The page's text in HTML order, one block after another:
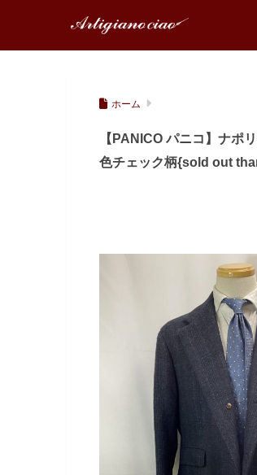
ホーム
【PANICO パニコ】ナポ
色チェック柄{sold out